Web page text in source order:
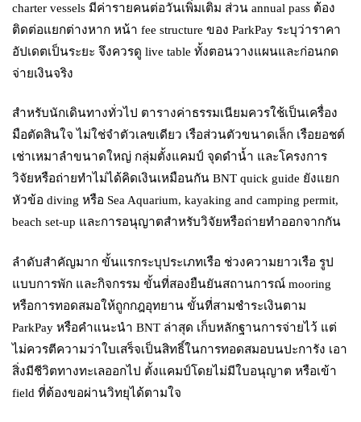
charter vessels มีค่ารายคนต่อวันเพิ่มเติม ส่วน annual pass ต้อง
ติดต่อแยกต่างหาก หน้า fee structure ของ ParkPay ระบุว่าราคา
อัปเดตเป็นระยะ จึงควรดู live table ทั้งตอนวางแผนและก่อนกด
จ่ายเงินจริง
สำหรับนักเดินทางทั่วไป ตารางค่าธรรมเนียมควรใช้เป็นเครื่อง
มือตัดสินใจ ไม่ใช่จำตัวเลขเดียว เรือส่วนตัวขนาดเล็ก เรือยอชต์
เช่าเหมาลำขนาดใหญ่ กลุ่มตั้งแคมป์ จุดดำน้ำ และโครงการ
วิจัยหรือถ่ายทำไม่ได้คิดเงินเหมือนกัน BNT quick guide ยังแยก
หัวข้อ diving หรือ Sea Aquarium, kayaking and camping permit,
beach set-up และการอนุญาตสำหรับวิจัยหรือถ่ายทำออกจากกัน
ลำดับสำคัญมาก ขั้นแรกระบุประเภทเรือ ช่วงความยาวเรือ รูป
แบบการพัก และกิจกรรม ขั้นที่สองยืนยันสถานการณ์ mooring
หรือการทอดสมอให้ถูกกฎอุทยาน ขั้นที่สามชำระเงินตาม
ParkPay หรือคำแนะนำ BNT ล่าสุด เก็บหลักฐานการจ่ายไว้ แต่
ไม่ควรตีความว่าใบเสร็จเป็นสิทธิ์ในการทอดสมอบนปะการัง เอา
สิ่งมีชีวิตทางทะเลออกไป ตั้งแคมป์โดยไม่มีใบอนุญาต หรือเข้า
field ที่ต้องขอผ่านวิทยุได้ตามใจ